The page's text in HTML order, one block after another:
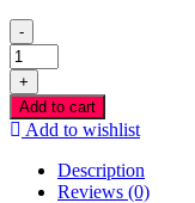
-
HP
CF331A
Azul
Toner
Compativel
quantity
+
Add to cart
Add to wishlist
Description
Reviews (0)